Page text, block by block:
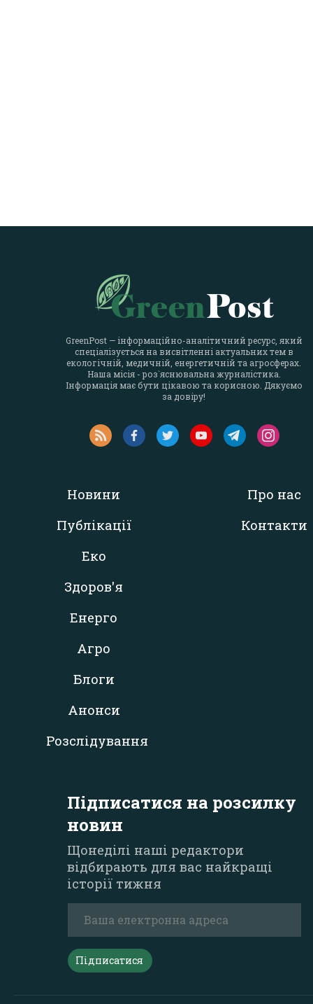
GreenPost — інформаційно-аналітичний ресурс, який
спеціалізується на висвітленні актуальних тем в
екологічній, медичній, енергетичній та агросферах.
Наша місія - роз`яснювальна журналістика.
Інформація має бути цікавою та корисною. Дякуємо
за довіру!
Новини
Публікації
Еко
Здоров'я
Енерго
Агро
Блоги
Анонси
Розслідування
Про нас
Контакти
Підписатися на розсилку
новин
Щонеділі наші редактори
відбирають для вас найкращі
історії тижня
Підписатися